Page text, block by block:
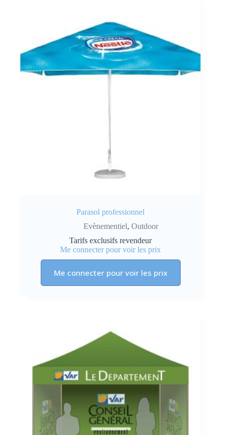
Parasol professionnel
Evènementiel, Outdoor
Tarifs exclusifs revendeur
Me connecter pour voir les prix
Me connecter pour voir les prix